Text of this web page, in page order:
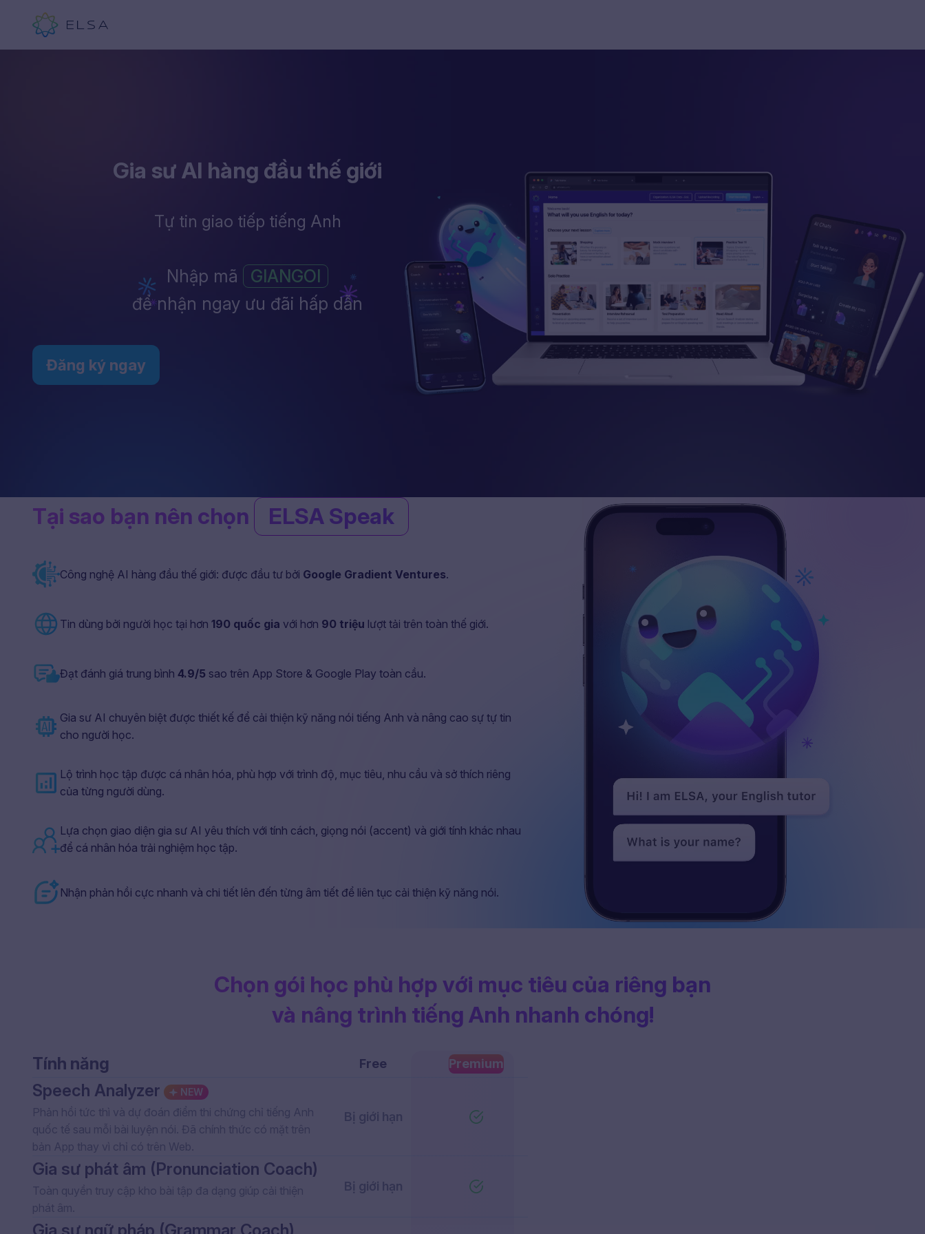
Gia sư AI hàng đầu thế giới
Tự tin giao tiếp tiếng Anh
Nhập mã
GIANGOI
để nhận ngay ưu đãi hấp dẫn
Đăng ký ngay
Tại sao bạn nên chọn ELSA Speak
Công nghệ AI hàng đầu thế giới: được đầu tư bởi Google Gradient Ventures.
Tin dùng bởi người học tại hơn190 quốc gia với hơn 90 triệu lượt tải trên toàn thế giới.
Đạt đánh giá trung bình4.9/5 sao trên App Store & Google Play toàn cầu.
Gia sư AI chuyên biệt được thiết kế để cải thiện kỹ năng nói tiếng Anh và nâng cao sự tự tin
cho người học.
Lộ trình học tập được cá nhân hóa, phù hợp với trình độ, mục tiêu, nhu cầu và sở thích riêng
của từng người dùng.
Lựa chọn giao diện gia sư AI yêu thích với tính cách, giọng nói (accent) và giới tính khác nhau
để cá nhân hóa trải nghiệm học tập.
Nhận phản hồi cực nhanh và chi tiết lên đến từng âm tiết để liên tục cải thiện kỹ năng nói.
Chọn gói học phù hợp với mục tiêu của riêng bạn
và nâng trình tiếng Anh nhanh chóng!
Tính năng Free Premium
Speech Analyzer NEW
Phản hồi tức thì và dự đoán điểm thi chứng chỉ tiếng Anh
quốc tế sau mỗi bài luyện nói. Đã chính thức có mặt trên
bản App thay vì chỉ có trên Web.
Bị giới hạn
Gia sư phát âm (Pronunciation Coach)
Toàn quyền truy cập kho bài tập đa dạng giúp cải thiện
phát âm.
Bị giới hạn